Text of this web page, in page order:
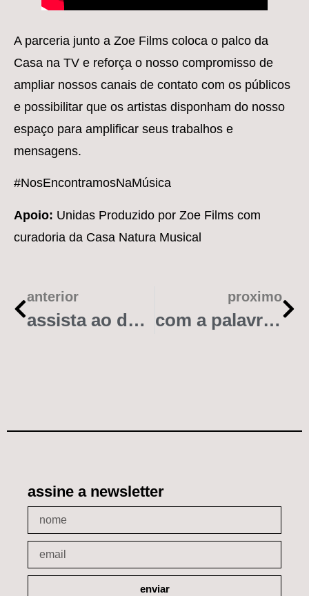
A parceria junto a Zoe Films coloca o palco da
Casa na TV e reforça o nosso compromisso de
ampliar nossos canais de contato com os públicos
e possibilitar que os artistas disponham do nosso
espaço para amplificar seus trabalhos e
mensagens.
#NosEncontramosNaMúsica
Apoio: Unidas Produzido por Zoe Films com
curadoria da Casa Natura Musical
anterior
assista ao documentário #elasquelutam, da onerpm com apoio da casa natura musical (vídeo)
proximo
com a palavra: claudia assef e monique dardenne, women’s music event (vídeo)
assine a newsletter
enviar